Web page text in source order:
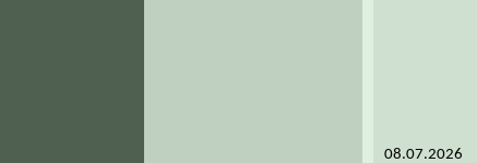
08.07.2026